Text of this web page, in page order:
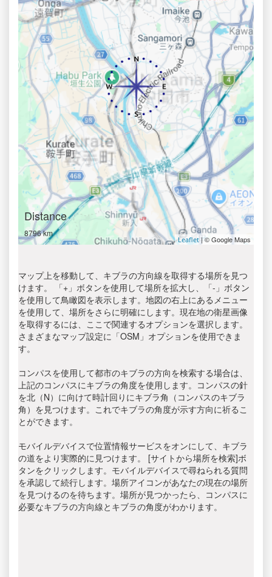
Distance
8796 km
Leaflet | © Google Maps
マップ上を移動して、キブラの方向線を取得する場所を見つ
けます。 「+」ボタンを使用して場所を拡大し、「-」ボタン
を使用して鳥瞰図を表示します。地図の右上にあるメニュー
を使用して、場所をさらに明確にします。現在地の衛星画像
を取得するには、ここで関連するオプションを選択します。
さまざまなマップ設定に「OSM」オプションを使用できま
す。
コンパスを使用して都市のキブラの方向を検索する場合は、
上記のコンパスにキブラの角度を使用します。コンパスの針
を北（N）に向けて時計回りにキブラ角（コンパスのキブラ
角）を見つけます。これでキブラの角度が示す方向に祈るこ
とができます。
モバイルデバイスで位置情報サービスをオンにして、キブラ
の道をより実際的に見つけます。 [サイトから場所を検索]ボ
タンをクリックします。モバイルデバイスで尋ねられる質問
を承認して続行します。場所アイコンがあなたの現在の場所
を見つけるのを待ちます。場所が見つかったら、コンパスに
必要なキブラの方向線とキブラの角度がわかります。